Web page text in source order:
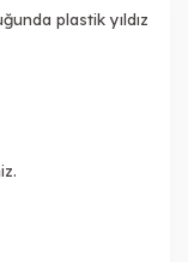
plastik yıldız